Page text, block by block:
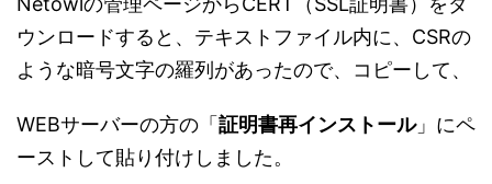
ウンロードすると、テキストファイル内に、CSRの
ような暗号文字の羅列があったので、コピーして、
WEBサーバーの方の「 証明書再インストール」にペ
ーストして貼り付けしました。